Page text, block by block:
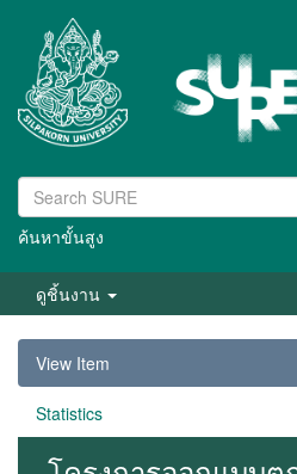
ค้นหาขั้นสูง
ดูชิ้นงาน
View Item
Statistics